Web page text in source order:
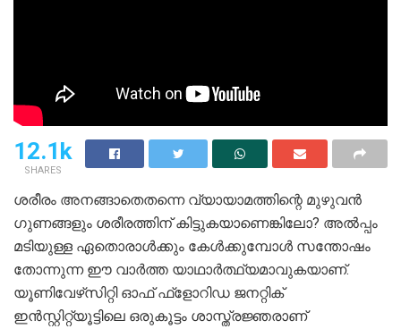
12.1k
SHARES
ശരീരം അനങ്ങാതെതന്നെ വ്യായാമത്തിന്റെ മുഴുവന്‍
ഗുണങ്ങളും ശരീരത്തിന് കിട്ടുകയാണെങ്കിലോ? അല്‍പ്പം
മടിയുള്ള ഏതൊരാള്‍ക്കും കേള്‍ക്കുമ്പോള്‍ സന്തോഷം
തോന്നുന്ന ഈ വാര്‍ത്ത യാഥാര്‍ത്ഥ്യമാവുകയാണ്.
യൂണിവേഴ്‌സിറ്റി ഓഫ് ഫ്‌ളോറിഡ ജനറ്റിക്
ഇന്‍സ്റ്റിറ്റ്യൂട്ടിലെ ഒരുകൂട്ടം ശാസ്ത്രജ്ഞരാണ്